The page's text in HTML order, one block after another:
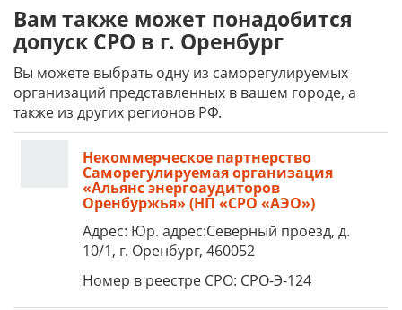
Вам также может понадобится
допуск СРО в г. Оренбург
Вы можете выбрать одну из саморегулируемых
организаций представленных в вашем городе, а
также из других регионов РФ.
Некоммерческое партнерство
Саморегулируемая организация
«Альянс энергоаудиторов
Оренбуржья» (НП «СРО «АЭО»)
Адрес: Юр. адрес:Северный проезд, д.
10/1, г. Оренбург, 460052
Номер в реестре СРО: СРО-Э-124